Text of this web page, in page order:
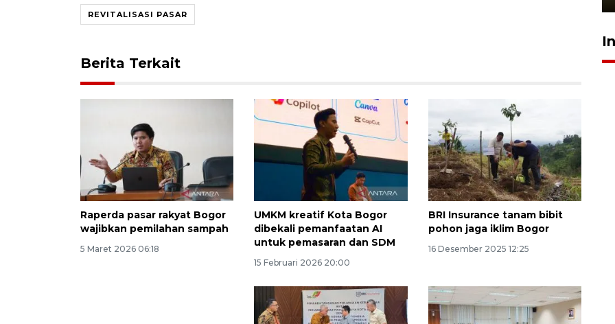
REVITALISASI PASAR
Berita Terkait
Raperda pasar rakyat Bogor
wajibkan pemilahan sampah
5 Maret 2026 06:18
UMKM kreatif Kota Bogor
dibekali pemanfaatan AI
untuk pemasaran dan SDM
15 Februari 2026 20:00
BRI Insurance tanam bibit
pohon jaga iklim Bogor
16 Desember 2025 12:25